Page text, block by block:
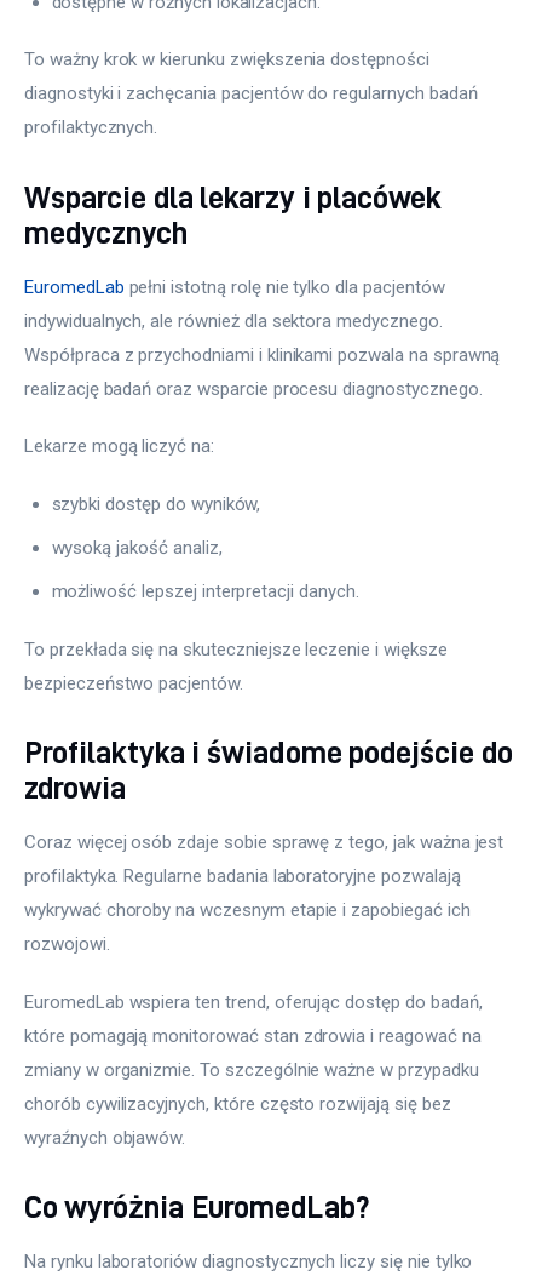
To ważny krok w kierunku zwiększenia dostępności
diagnostyki i zachęcania pacjentów do regularnych badań
profilaktycznych.
Wsparcie dla lekarzy i placówek
medycznych
EuromedLab pełni istotną rolę nie tylko dla pacjentów
indywidualnych, ale również dla sektora medycznego.
Współpraca z przychodniami i klinikami pozwala na sprawną
realizację badań oraz wsparcie procesu diagnostycznego.
Lekarze mogą liczyć na:
szybki dostęp do wyników,
wysoką jakość analiz,
możliwość lepszej interpretacji danych.
To przekłada się na skuteczniejsze leczenie i większe
bezpieczeństwo pacjentów.
Profilaktyka i świadome podejście do
zdrowia
Coraz więcej osób zdaje sobie sprawę z tego, jak ważna jest
profilaktyka. Regularne badania laboratoryjne pozwalają
wykrywać choroby na wczesnym etapie i zapobiegać ich
rozwojowi.
EuromedLab wspiera ten trend, oferując dostęp do badań,
które pomagają monitorować stan zdrowia i reagować na
zmiany w organizmie. To szczególnie ważne w przypadku
chorób cywilizacyjnych, które często rozwijają się bez
wyraźnych objawów.
Co wyróżnia EuromedLab?
Na rynku laboratoriów diagnostycznych liczy się nie tylko